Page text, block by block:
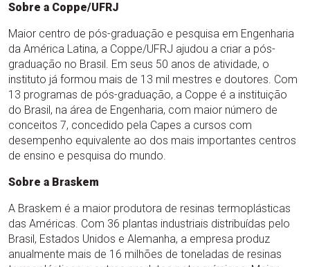
Sobre a Coppe/UFRJ
Maior centro de pós-graduação e pesquisa em Engenharia
da América Latina, a Coppe/UFRJ ajudou a criar a pós-
graduação no Brasil. Em seus 50 anos de atividade, o
instituto já formou mais de 13 mil mestres e doutores. Com
13 programas de pós-graduação, a Coppe é a instituição
do Brasil, na área de Engenharia, com maior número de
conceitos 7, concedido pela Capes a cursos com
desempenho equivalente ao dos mais importantes centros
de ensino e pesquisa do mundo.
Sobre a Braskem
A Braskem é a maior produtora de resinas termoplásticas
das Américas. Com 36 plantas industriais distribuídas pelo
Brasil, Estados Unidos e Alemanha, a empresa produz
anualmente mais de 16 milhões de toneladas de resinas